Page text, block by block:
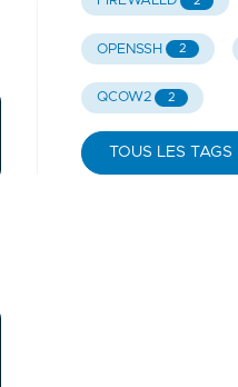
OPENSSH 2
QCOW2 2
TOUS LES TAGS